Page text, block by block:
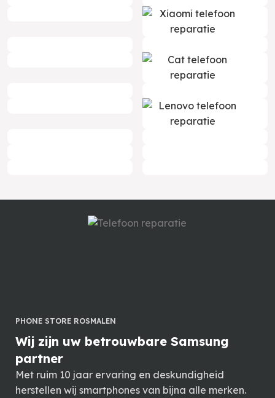
PHONE STORE ROSMALEN
Wij zijn uw betrouwbare Samsung
partner
Met ruim 10 jaar ervaring en deskundigheid
herstellen wij smartphones van bijna alle merken.